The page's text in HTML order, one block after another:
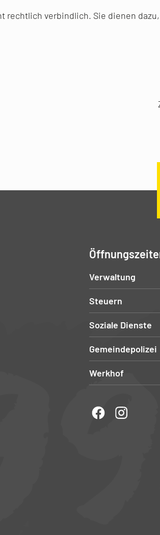
rechtlich verbindlich. Sie dienen
Verwaltung
Steuern
Soziale Dienste
Gemeindepolizei
Werkhof